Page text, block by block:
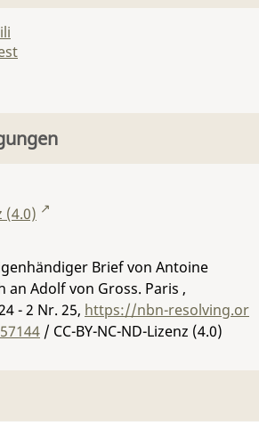
(4.0)
Brief von Antoine
an Adolf von Gross. Paris ,
- 2 Nr. 25, https://nbn-resolving.or
/ CC-BY-NC-ND-Lizenz (4.0)